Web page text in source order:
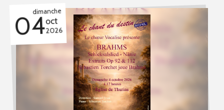
Commune
Affiner
dimanche
04oct
2026